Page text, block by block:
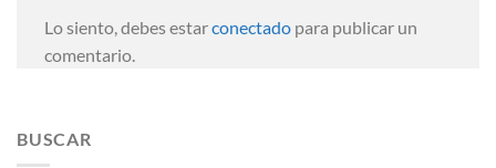
Lo siento, debes estarconectado para publicar un
comentario.
BUSCAR